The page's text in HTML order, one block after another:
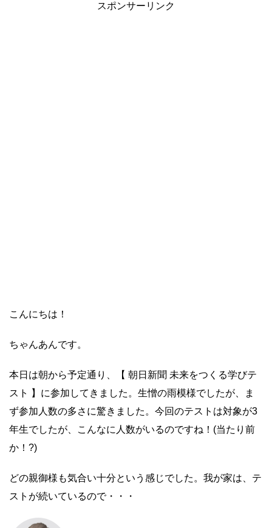
スポンサーリンク
こんにちは！
ちゃんあんです。
本日は朝から予定通り、【 朝日新聞 未来をつくる学びテ
スト 】に参加してきました。生憎の雨模様でしたが、ま
ず参加人数の多さに驚きました。今回のテストは対象が3
年生でしたが、こんなに人数がいるのですね！(当たり前
か！?)
どの親御様も気合い十分という感じでした。我が家は、テ
ストが続いているので・・・